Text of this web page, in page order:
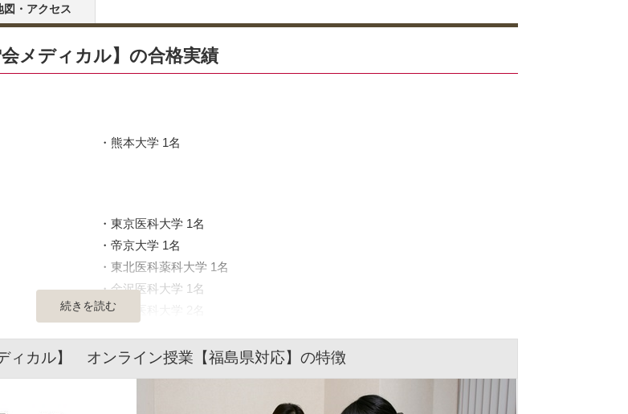
図・アクセス
メディカル】の合格実績
熊本大学 1名
東京医科大学 1名
帝京大学 1名
東北医科薬科大学 1名
金沢医科大学 1名
埼玉医科大学 2名
続きを読む
ィカル】 オンライン授業【福島県対応】の特徴